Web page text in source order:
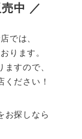
中 ／
では、
ります。
すので、
ださい！
お探しなら